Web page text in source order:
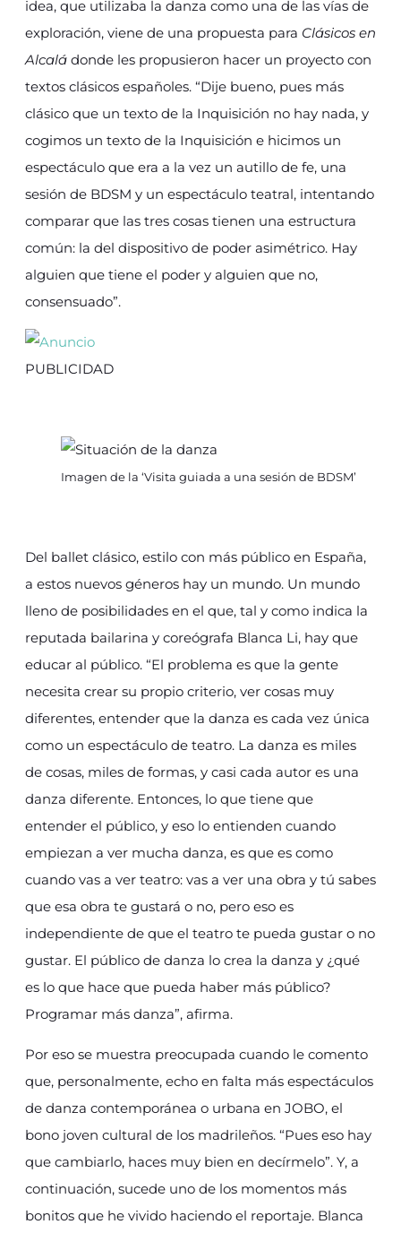
idea, que utilizaba la danza como una de las vías de
exploración, viene de una propuesta para Clásicos en
Alcalá donde les propusieron hacer un proyecto con
textos clásicos españoles. “Dije bueno, pues más
clásico que un texto de la Inquisición no hay nada, y
cogimos un texto de la Inquisición e hicimos un
espectáculo que era a la vez un autillo de fe, una
sesión de BDSM y un espectáculo teatral, intentando
comparar que las tres cosas tienen una estructura
común: la del dispositivo de poder asimétrico. Hay
alguien que tiene el poder y alguien que no,
consensuado”.
PUBLICIDAD
Imagen de la ‘Visita guiada a una sesión de BDSM’
Del ballet clásico, estilo con más público en España,
a estos nuevos géneros hay un mundo. Un mundo
lleno de posibilidades en el que, tal y como indica la
reputada bailarina y coreógrafa Blanca Li, hay que
educar al público. “El problema es que la gente
necesita crear su propio criterio, ver cosas muy
diferentes, entender que la danza es cada vez única
como un espectáculo de teatro. La danza es miles
de cosas, miles de formas, y casi cada autor es una
danza diferente. Entonces, lo que tiene que
entender el público, y eso lo entienden cuando
empiezan a ver mucha danza, es que es como
cuando vas a ver teatro: vas a ver una obra y tú sabes
que esa obra te gustará o no, pero eso es
independiente de que el teatro te pueda gustar o no
gustar. El público de danza lo crea la danza y ¿qué
es lo que hace que pueda haber más público?
Programar más danza”, afirma.
Por eso se muestra preocupada cuando le comento
que, personalmente, echo en falta más espectáculos
de danza contemporánea o urbana en JOBO, el
bono joven cultural de los madrileños. “Pues eso hay
que cambiarlo, haces muy bien en decírmelo”. Y, a
continuación, sucede uno de los momentos más
bonitos que he vivido haciendo el reportaje. Blanca